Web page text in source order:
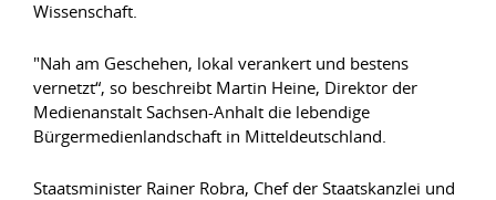
Wissenschaft.
"Nah am Geschehen, lokal verankert und bestens
vernetzt“, so beschreibt Martin Heine, Direktor der
Medienanstalt Sachsen-Anhalt die lebendige
Bürgermedienlandschaft in Mitteldeutschland.
Staatsminister Rainer Robra, Chef der Staatskanzlei und